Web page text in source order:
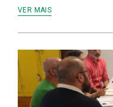
VER MAIS